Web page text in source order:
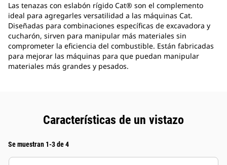
Las tenazas con eslabón rígido Cat® son el complemento
ideal para agregarles versatilidad a las máquinas Cat.
Diseñadas para combinaciones específicas de excavadora y
cucharón, sirven para manipular más materiales sin
comprometer la eficiencia del combustible. Están fabricadas
para mejorar las máquinas para que puedan manipular
materiales más grandes y pesados.
Características de un vistazo
Se muestran 1-3 de 4